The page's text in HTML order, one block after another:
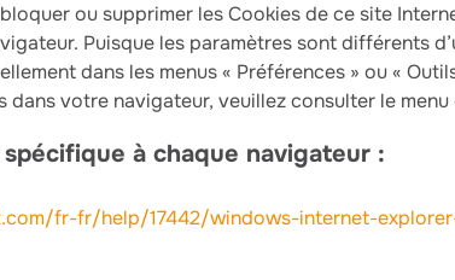
ou supprimer les Cookies de ce site
Puisque les paramètres sont différents
dans les menus « Préférences » ou «
votre navigateur, veuillez consulter le menu
à chaque navigateur :
fr-fr/help/17442/windows-internet-